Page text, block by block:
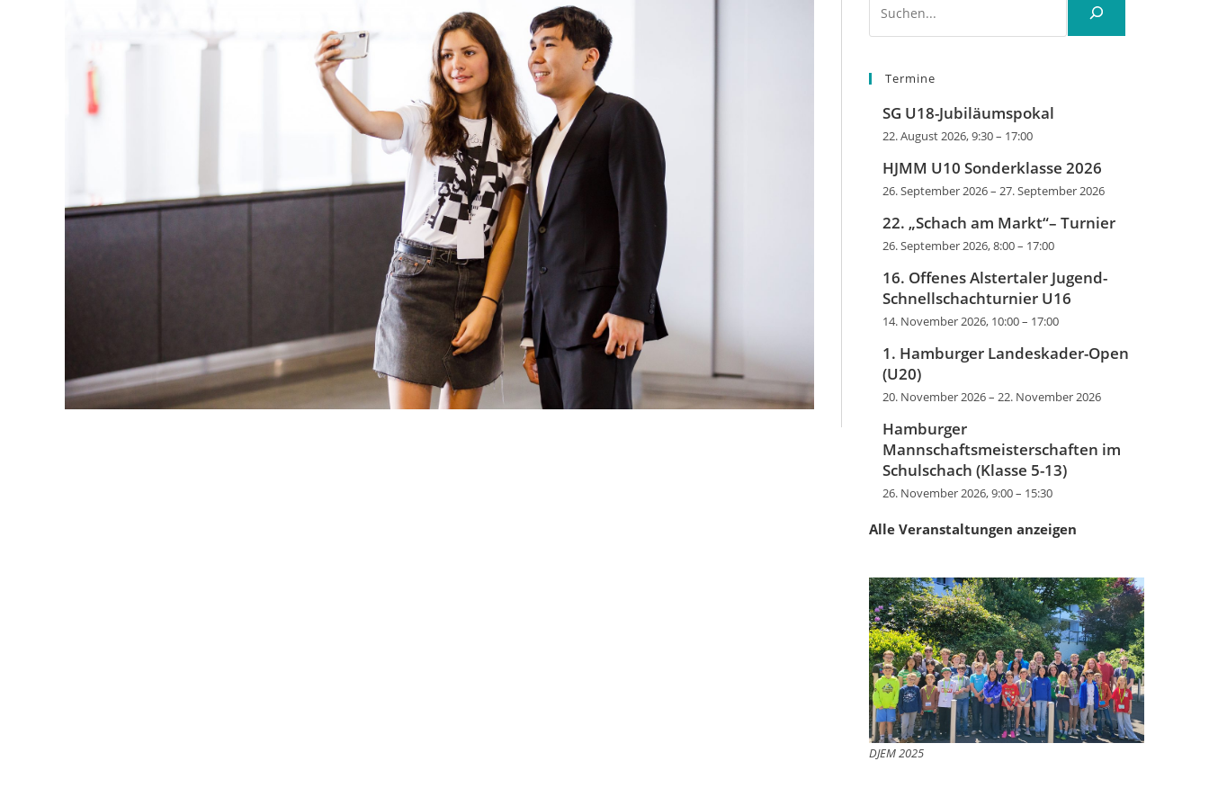
Termine
SG U18-Jubiläumspokal
22. August 2026, 9:30– 17:00
HJMM U10 Sonderklasse 2026
26. September 2026– 27. September 2026
22. „Schach am Markt“– Turnier
26. September 2026, 8:00– 17:00
16. Offenes Alstertaler Jugend-
Schnellschachturnier U16
14. November 2026, 10:00– 17:00
1. Hamburger Landeskader-Open
(U20)
20. November 2026– 22. November 2026
Hamburger
Mannschaftsmeisterschaften im
Schulschach (Klasse 5-13)
26. November 2026, 9:00– 15:30
Alle Veranstaltungen anzeigen
DJEM 2025